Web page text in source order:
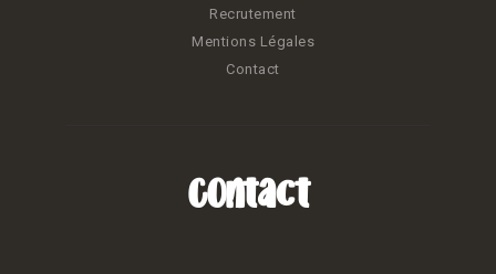
Recrutement
Mentions Légales
Contact
Contact